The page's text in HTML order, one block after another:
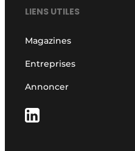
LIENS UTILES
Magazines
Entreprises
Annoncer